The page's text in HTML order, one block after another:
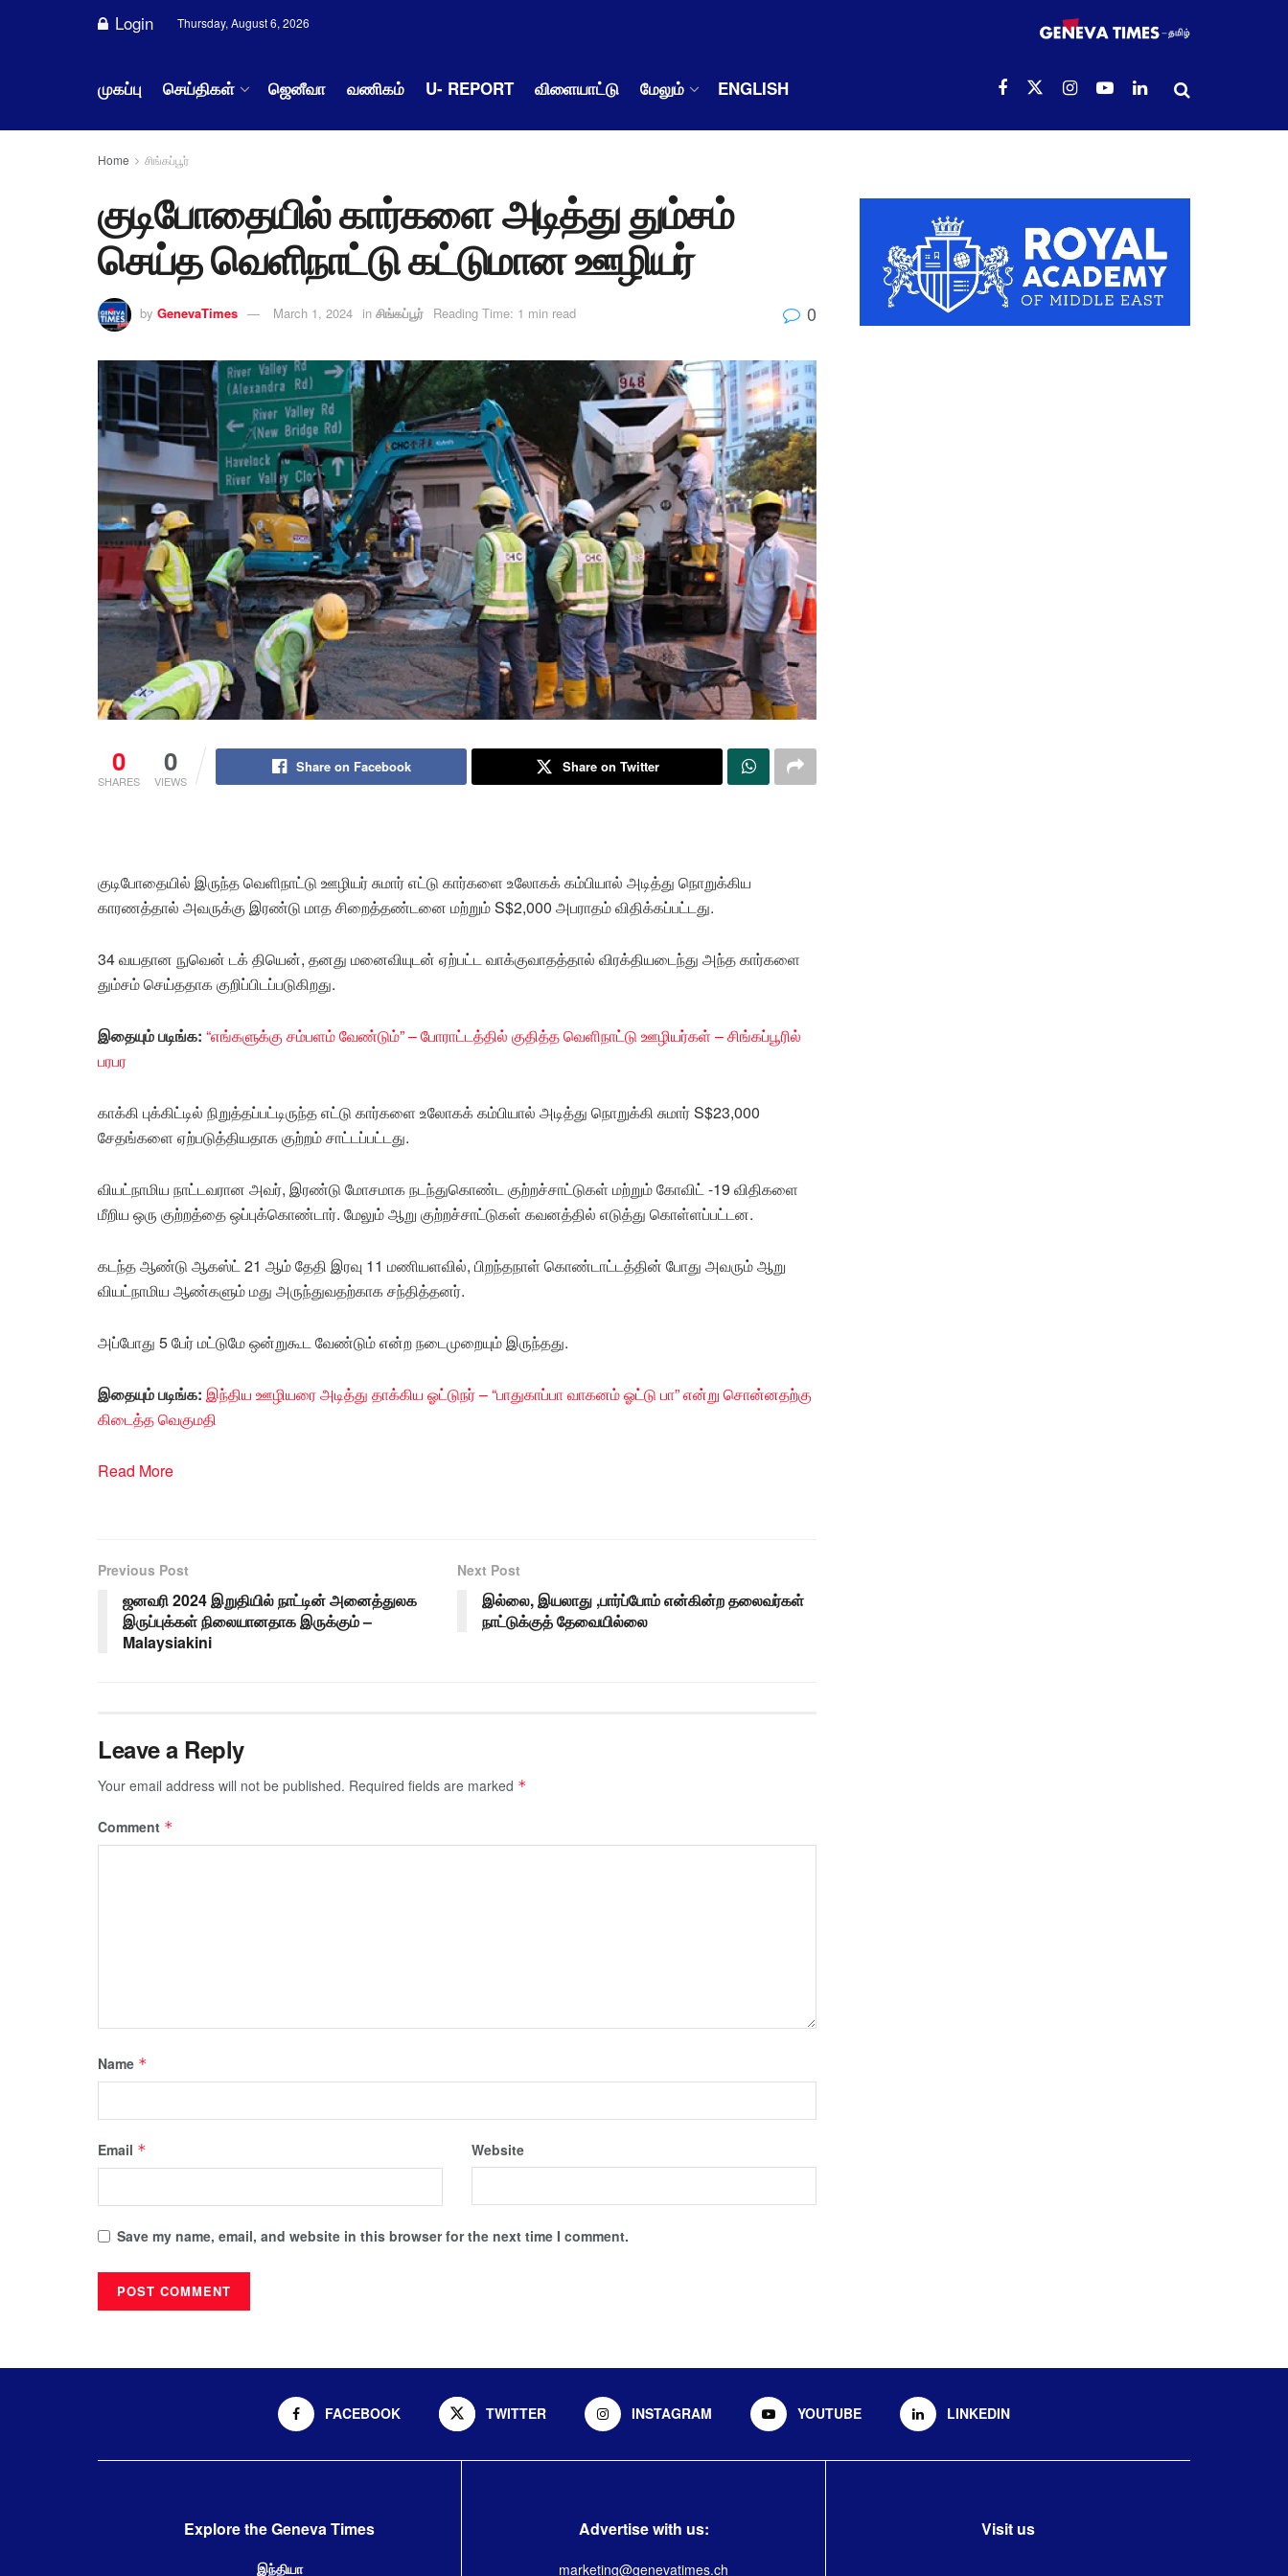
Login Thursday, August 6, 2026
முகப்பு செய்திகள் ஜெனீவா வணிகம் U- REPORT விளையாட்டு மேலும் ENGLISH
Home சிங்கப்பூர்
குடிபோதையில் கார்களை அடித்து தும்சம்
செய்த வெளிநாட்டு கட்டுமான ஊழியர்
by GenevaTimes March 1, 2024 in சிங்கப்பூர் Reading Time: 1 min read 0
0
SHARES
0
VIEWS
Share on Facebook Share on Twitter
குடிபோதையில் இருந்த வெளிநாட்டு ஊழியர் சுமார் எட்டு கார்களை உலோகக் கம்பியால் அடித்து நொறுக்கிய
காரணத்தால் அவருக்கு இரண்டு மாத சிறைத்தண்டனை மற்றும் S$2,000 அபராதம் விதிக்கப்பட்டது.
34 வயதான நுவென் டக் தியென், தனது மனைவியுடன் ஏற்பட்ட வாக்குவாதத்தால் விரக்தியடைந்து அந்த கார்களை
தும்சம் செய்ததாக குறிப்பிடப்படுகிறது.
இதையும் படிங்க: “எங்களுக்கு சம்பளம் வேண்டும்” – போராட்டத்தில் குதித்த வெளிநாட்டு ஊழியர்கள் – சிங்கப்பூரில்
பரபர
காக்கி புக்கிட்டில் நிறுத்தப்பட்டிருந்த எட்டு கார்களை உலோகக் கம்பியால் அடித்து நொறுக்கி சுமார் S$23,000
சேதங்களை ஏற்படுத்தியதாக குற்றம் சாட்டப்பட்டது.
வியட்நாமிய நாட்டவரான அவர், இரண்டு மோசமாக நடந்துகொண்ட குற்றச்சாட்டுகள் மற்றும் கோவிட் -19 விதிகளை
மீறிய ஒரு குற்றத்தை ஒப்புக்கொண்டார். மேலும் ஆறு குற்றச்சாட்டுகள் கவனத்தில் எடுத்து கொள்ளப்பட்டன.
கடந்த ஆண்டு ஆகஸ்ட் 21 ஆம் தேதி இரவு 11 மணியளவில், பிறந்தநாள் கொண்டாட்டத்தின் போது அவரும் ஆறு
வியட்நாமிய ஆண்களும் மது அருந்துவதற்காக சந்தித்தனர்.
அப்போது 5 பேர் மட்டுமே ஒன்றுகூட வேண்டும் என்ற நடைமுறையும் இருந்தது.
இதையும் படிங்க: இந்திய ஊழியரை அடித்து தாக்கிய ஓட்டுநர் – “பாதுகாப்பா வாகனம் ஓட்டு பா” என்று சொன்னதற்கு
கிடைத்த வெகுமதி
Read More
Previous Post
ஜனவரி 2024 இறுதியில் நாட்டின் அனைத்துலக
இருப்புக்கள் நிலையானதாக இருக்கும் –
Malaysiakini
Next Post
இல்லை, இயலாது ,பார்ப்போம் என்கின்ற தலைவர்கள்
நாட்டுக்குத் தேவையில்லை
Leave a Reply
Your email address will not be published. Required fields are marked *
Comment *
Name *
Email * Website
Save my name, email, and website in this browser for the next time I comment.
FACEBOOK TWITTER INSTAGRAM YOUTUBE LINKEDIN
Explore the Geneva Times
இந்தியா
Advertise with us:
marketing@genevatimes.ch
Visit us